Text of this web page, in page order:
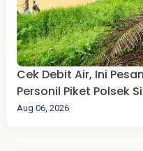
Cek Debit Air, Ini
Personil Piket Polsek
Aug 06, 2026